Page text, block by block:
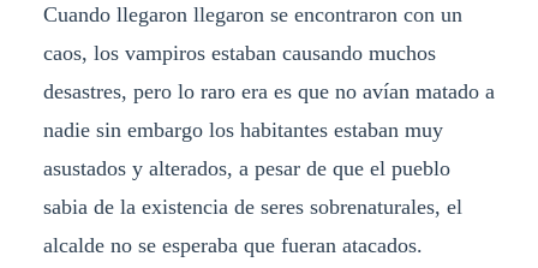
Cuando llegaron llegaron se encontraron con un
caos, los vampiros estaban causando muchos
desastres, pero lo raro era es que no avían matado a
nadie sin embargo los habitantes estaban muy
asustados y alterados, a pesar de que el pueblo
sabia de la existencia de seres sobrenaturales, el
alcalde no se esperaba que fueran atacados.